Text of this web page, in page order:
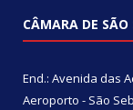
CÂMARA DE
End.: Avenida das
Aeroporto - São